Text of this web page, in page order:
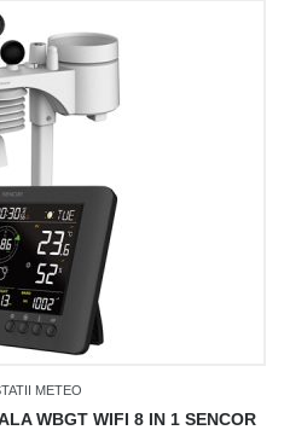
METEO
WBGT WIFI 8 IN 1 SENCOR